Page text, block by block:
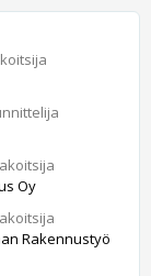
Oy
Rakennustyö